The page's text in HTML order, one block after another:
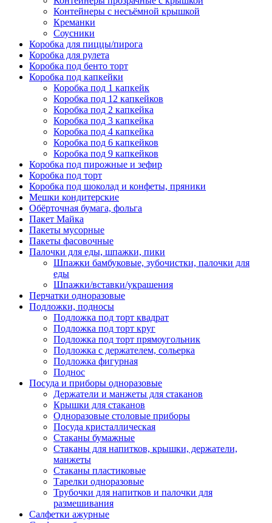
Контейнеры с несъёмной крышкой
Креманки
Соусники
Коробка для пиццы/пирога
Коробка для рулета
Коробка под бенто торт
Коробка под капкейки
Коробка под 1 капкейк
Коробка под 12 капкейков
Коробка под 2 капкейка
Коробка под 3 капкейка
Коробка под 4 капкейка
Коробка под 6 капкейков
Коробка под 9 капкейков
Коробка под пирожные и зефир
Коробка под торт
Коробка под шоколад и конфеты, пряники
Мешки кондитерские
Обёрточная бумага, фольга
Пакет Майка
Пакеты мусорные
Пакеты фасовочные
Палочки для еды, шпажки, пики
Шпажки бамбуковые, зубочистки, палочки для
еды
Шпажки/вставки/украшения
Перчатки одноразовые
Подложки, подносы
Подложка под торт квадрат
Подложка под торт круг
Подложка под торт прямоугольник
Подложка с держателем, сольерка
Подложка фигурная
Поднос
Посуда и приборы одноразовые
Держатели и манжеты для стаканов
Крышки для стаканов
Одноразовые столовые приборы
Посуда кристаллическая
Стаканы бумажные
Стаканы для напитков, крышки, держатели,
манжеты
Стаканы пластиковые
Тарелки одноразовые
Трубочки для напитков и палочки для
размешивания
Салфетки ажурные